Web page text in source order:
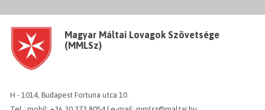
Magyar Máltai Lovagok Szövetsége
(MMLSz)
H - 1014, Budapest Fortuna utca 10.